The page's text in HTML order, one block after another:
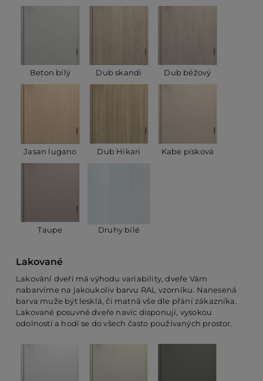
Beton bílý Dub skandi Dub béžový
Jasan lugano Dub Hikari Kabe písková
Taupe Druhy bílé
Lakované
Lakování dveří má výhodu variability, dveře Vám
nabarvíme na jakoukoliv barvu RAL vzorníku. Nanesená
barva muže být lesklá, či matná vše dle přání zákazníka.
Lakované posuvné dveře navíc disponují, vysokou
odolností a hodí se do všech často používaných prostor.